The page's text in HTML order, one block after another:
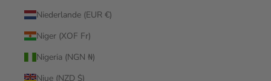
Niederlande (EUR €)
Niger (XOF Fr)
Nigeria (NGN ₦)
Niue (NZD $)